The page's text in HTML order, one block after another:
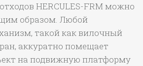
HERCULES-FRM можно
образом. Любой
такой как вилочный
аккуратно помещает
на подвижную платформу